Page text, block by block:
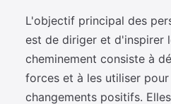
L'objectif principal des
est de diriger et d'inspirer
cheminement consiste à
forces et à les utiliser
changements positifs.